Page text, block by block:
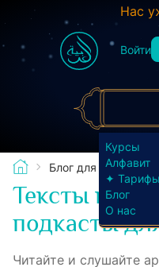
Нас
Войти
Курсы
Алфавит
✦ Тарифы
Блог
О нас
Блог для
Тексты на
подкасты
Читайте и слушайте